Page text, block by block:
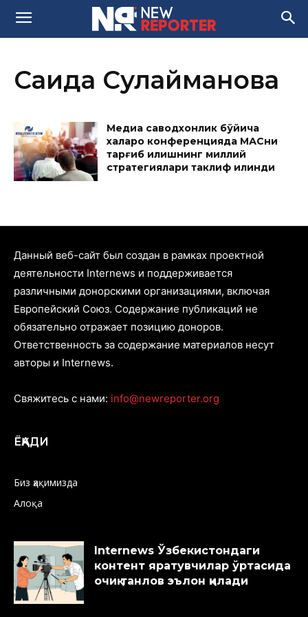
Саида Сулайманова
Медиа саводхонлик бўйича
халқаро конференцияда МАСни
тарғиб қилишнинг миллий
стратегиялари таклиф қилинди
Данный веб-сайт был создан в рамках проектной
деятельности Internews и поддерживается
различными донорскими организациями, включая
Европейский Союз. Содержание публикаций не
обязательно отражает позицию доноров.
Ответственность за содержание материалов несут
авторы и Internews.
Свяжитесь с нами: info@newreporter.org
ЁҚАДИ
Биз ҳақимизда
Алоқа
Internews Ўзбекистондаги
контент яратувчилар ўртасида
очиқ танлов эълон қилади